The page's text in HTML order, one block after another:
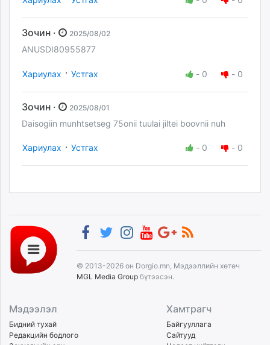
Зочин · 2025/08/02
ANUSDI80955877
Хариулах · Устгах - 0 - 0
Зочин · 2025/08/01
Daisogiin munhtsetseg 75onii tuulai jiltei boovnii nuh
Хариулах · Устгах - 0 - 0
© 2013-2026 он Dorgio.mn, Мэдээллийн хөтөч
MGL Media Group бүтээсэн.
Мэдээлэл
Бидний тухай
Редакцийн бодлого
Хамтрагч
Байгууллага
Сайтууд